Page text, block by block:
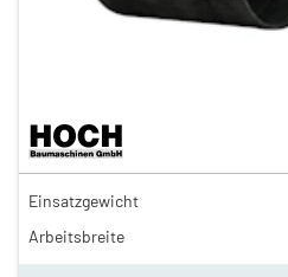
280,00 €
234,00 €
195,00 €
Einsatzgewicht
Arbeitsbreite